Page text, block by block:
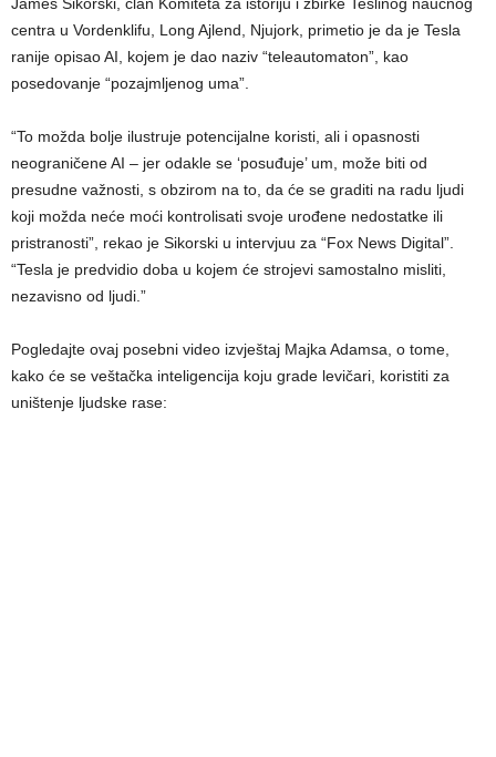
James Sikorski, član Komiteta za istoriju i zbirke Teslinog naučnog
centra u Vordenklifu, Long Ajlend, Njujork, primetio je da je Tesla
ranije opisao AI, kojem je dao naziv “teleautomaton”, kao
posedovanje “pozajmljenog uma”.
“To možda bolje ilustruje potencijalne koristi, ali i opasnosti
neograničene AI – jer odakle se ‘posuđuje’ um, može biti od
presudne važnosti, s obzirom na to, da će se graditi na radu ljudi
koji možda neće moći kontrolisati svoje urođene nedostatke ili
pristranosti”, rekao je Sikorski u intervjuu za “Fox News Digital”.
“Tesla je predvidio doba u kojem će strojevi samostalno misliti,
nezavisno od ljudi.”
Pogledajte ovaj posebni video izvještaj Majka Adamsa, o tome,
kako će se veštačka inteligencija koju grade levičari, koristiti za
uništenje ljudske rase: